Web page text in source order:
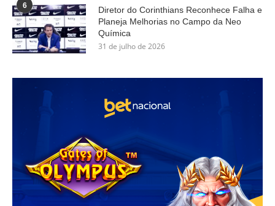
6
Diretor do Corinthians Reconhece Falha e
Planeja Melhorias no Campo da Neo
Química
31 de julho de 2026